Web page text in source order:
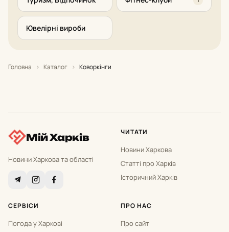
Ювелірні вироби
Головна › Каталог › Коворкінги
Мій Харків
Новини Харкова та області
ЧИТАТИ
Новини Харкова
Статті про Харків
Історичний Харків
СЕРВІСИ
Погода у Харкові
ПРО НАС
Про сайт